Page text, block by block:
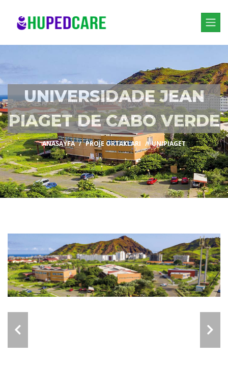
UNIVERSIDADE JEAN
PIAGET DE CABO VERDE
ANASAYFA PROJE ORTAKLARI UNIPIAGET